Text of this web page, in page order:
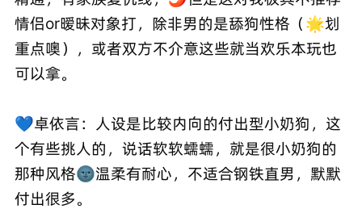
情侣or暧昧对象打，除非男的是舔狗性格（🌟划
重点噢），或者双方不介意这些就当欢乐本玩也
可以拿。
💙卓依言：人设是比较内向的付出型小奶狗，这
个有些挑人的，说话软软蠕蠕，就是很小奶狗的
那种风格🌚温柔有耐心，不适合钢铁直男，默默
付出很多。